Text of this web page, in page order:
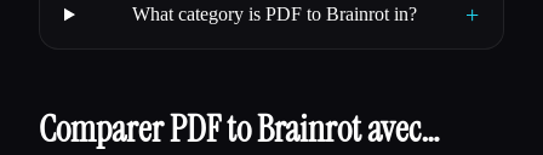
What category is PDF to Brainrot in? +
Comparer PDF to Brainrot avec…